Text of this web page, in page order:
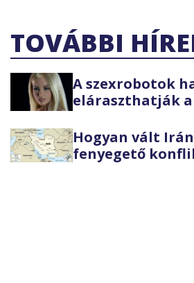
TOVÁBBI
A szexrobotok
eláraszthatják
Hogyan vált
fenyegető